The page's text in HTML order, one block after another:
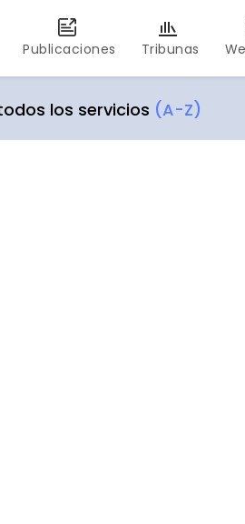
Publicaciones Tribunas
los servicios (A-Z)